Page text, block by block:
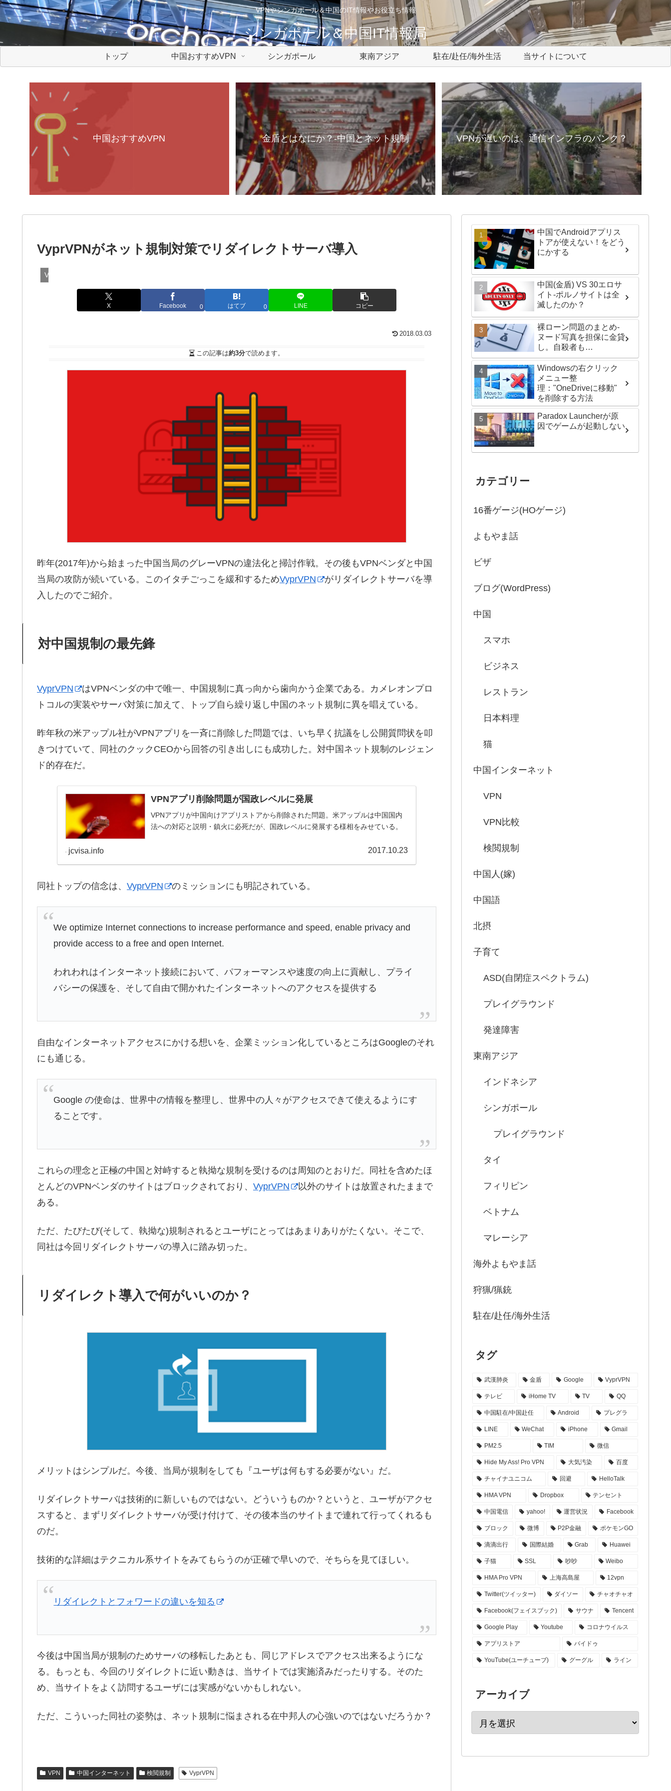
VPNやシンガポール＆中国のIT情報やお役立ち情報
シンガポール＆中国IT情報局
トップ 中国おすすめVPN シンガポール 東南アジア 駐在/赴任/海外生活 当サイトについて
中国おすすめVPN 金盾とはなにか？-中国とネット規制 VPNが遅いのは、通信インフラのパンク？
VyprVPNがネット規制対策でリダイレクトサーバ導入
VPN
X Facebook 0 はてブ 0 LINE コピー
2018.03.03
この記事は約3分で読めます。
昨年(2017年)から始まった中国当局のグレーVPNの違法化と掃討作戦。その後もVPNベンダと中国
当局の攻防が続いている。このイタチごっこを緩和するためVyprVPN
がリダイレクトサーバを導
入したのでご紹介。
対中国規制の最先鋒
VyprVPN
はVPNベンダの中で唯一、中国規制に真っ向から歯向かう企業である。カメレオンプロ
トコルの実装やサーバ対策に加えて、トップ自ら繰り返し中国のネット規制に異を唱えている。
昨年秋の米アップル社がVPNアプリを一斉に削除した問題では、いち早く抗議をし公開質問状を叩
きつけていて、同社のクックCEOから回答の引き出しにも成功した。対中国ネット規制のレジェン
ド的存在だ。
VPNアプリ削除問題が国政レベルに発展
VPNアプリが中国向けアプリストアから削除された問題。米アップルは中国国内
法への対応と説明・鎮火に必死だが、国政レベルに発展する様相をみせている。
jcvisa.info 2017.10.23
同社トップの信念は、 VyprVPN のミッションにも明記されている。
We optimize Internet connections to increase performance and speed, enable privacy and
provide access to a free and open Internet.
われわれはインターネット接続において、パフォーマンスや速度の向上に貢献し、プライ
バシーの保護を、そして自由で開かれたインターネットへのアクセスを提供する
自由なインターネットアクセスにかける想いを、企業ミッション化しているところはGoogleのそれ
にも通じる。
Google の使命は、世界中の情報を整理し、世界中の人々がアクセスできて使えるようにす
ることです。
これらの理念と正極の中国と対峙すると執拗な規制を受けるのは周知のとおりだ。同社を含めたほ
とんどのVPNベンダのサイトはブロックされており、 VyprVPN
以外のサイトは放置されたままで
ある。
ただ、たびたび(そして、執拗な)規制されるとユーザにとってはあまりありがたくない。そこで、
同社は今回リダイレクトサーバの導入に踏み切った。
リダイレクト導入で何がいいのか？
メリットはシンプルだ。今後、当局が規制をしても『ユーザは何もする必要がない』だ。
リダイレクトサーバは技術的に新しいものではない。どういうものか？というと、ユーザがアクセ
スすると、まずリダイレクトサーバが受け付けて、その後本当のサイトまで連れて行ってくれるも
のだ。
技術的な詳細はテクニカル系サイトをみてもらうのが正確で早いので、そちらを見てほしい。
リダイレクトとフォワードの違いを知る
今後は中国当局が規制のためサーバの移転したあとも、同じアドレスでアクセス出来るようにな
る。もっとも、今回のリダイレクトに近い動きは、当サイトでは実施済みだったりする。そのた
め、当サイトをよく訪問するユーザには実感がないかもしれない。
ただ、こういった同社の姿勢は、ネット規制に悩まされる在中邦人の心強いのではないだろうか？
VPN 中国インターネット 検閲規制 VyprVPN
中国でAndroidアプリス
トアが使えない！をどう
にかする
中国(金盾) VS 30エロサ
イト-ポルノサイトは全
滅したのか？
裸ローン問題のまとめ-
ヌード写真を担保に金貸
し。自殺者も…
Windowsの右クリック
メニュー整
理："OneDriveに移動"
を削除する方法
Paradox Launcherが原
因でゲームが起動しない
カテゴリー
16番ゲージ(HOゲージ)
よもやま話
ビザ
ブログ(WordPress)
中国
スマホ
ビジネス
レストラン
日本料理
猫
中国インターネット
VPN
VPN比較
検閲規制
中国人(嫁)
中国語
北摂
子育て
ASD(自閉症スペクトラム)
プレイグラウンド
発達障害
東南アジア
インドネシア
シンガポール
プレイグラウンド
タイ
フィリピン
ベトナム
マレーシア
海外よもやま話
狩猟/猟銃
駐在/赴任/海外生活
タグ
武漢肺炎 金盾 Google VyprVPN
テレビ iHome TV TV QQ
中国駐在/中国赴任 Android プレグラ
LINE WeChat iPhone Gmail
PM2.5 TIM 微信
Hide My Ass! Pro VPN 大気汚染 百度
チャイナユニコム 回避 HelloTalk
HMA VPN Dropbox テンセント
中国電信 yahoo! 運営状況 Facebook
ブロック 微博 P2P金融 ポケモンGO
滴滴出行 国際結婚 Grab Huawei
子猫 SSL 吵吵 Weibo
HMA Pro VPN 上海高島屋 12vpn
Twitter(ツイッター) ダイソー チャオチャオ
Facebook(フェイスブック) サウナ Tencent
Google Play Youtube コロナウイルス
アプリストア バイドゥ
YouTube(ユーチューブ) グーグル ライン
アーカイブ